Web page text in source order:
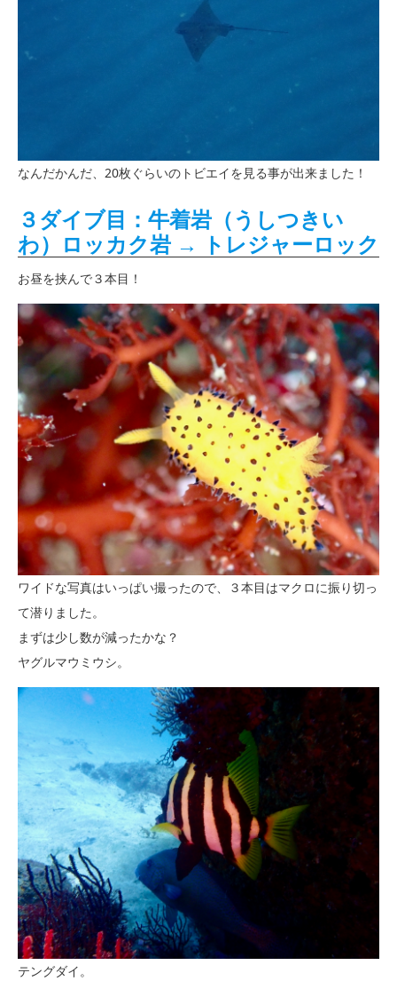
なんだかんだ、20枚ぐらいのトビエイを見る事が出来ました！
３ダイブ目：牛着岩（うしつきい
わ）ロッカク岩 → トレジャーロック
お昼を挟んで３本目！
ワイドな写真はいっぱい撮ったので、３本目はマクロに振り切っ
て潜りました。
まずは少し数が減ったかな？
ヤグルマウミウシ。
テングダイ。